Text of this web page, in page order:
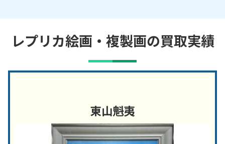
レプリカ絵画・複製画の買取実績
東山魁夷